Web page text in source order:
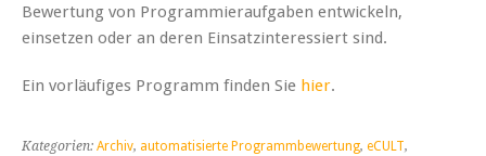
Bewertung von Programmieraufgaben entwickeln,
einsetzen oder an deren Einsatzinteressiert sind.
Ein vorläufiges Programm finden Sie hier.
Kategorien: Archiv, automatisierte Programmbewertung, eCULT,